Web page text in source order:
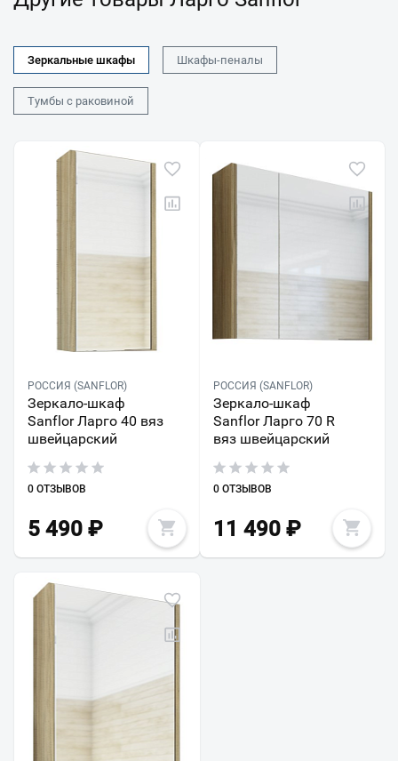
Зеркальные шкафы Шкафы-пеналы
Тумбы с раковиной
РОССИЯ (SANFLOR)
Зеркало-шкаф
Sanflor Ларго 40 вяз
швейцарский
0 ОТЗЫВОВ
5 490 ₽
РОССИЯ (SANFLOR)
Зеркало-шкаф
Sanflor Ларго 70 R
вяз швейцарский
0 ОТЗЫВОВ
11 490₽